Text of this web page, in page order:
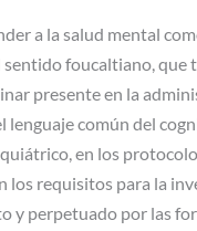
a la salud mental
sentido foucaltiano, que
presente en la
lenguaje común del
en los
los requisitos para la
y perpetuado por las